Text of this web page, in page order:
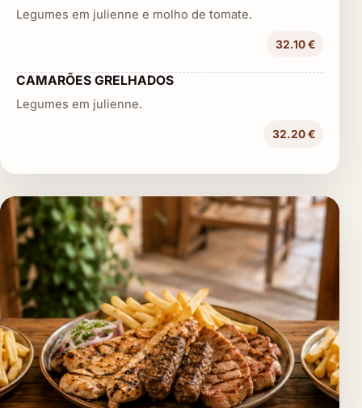
Legumes em julienne e molho de tomate.
32.10 €
CAMARÕES GRELHADOS
Legumes em julienne.
32.20 €